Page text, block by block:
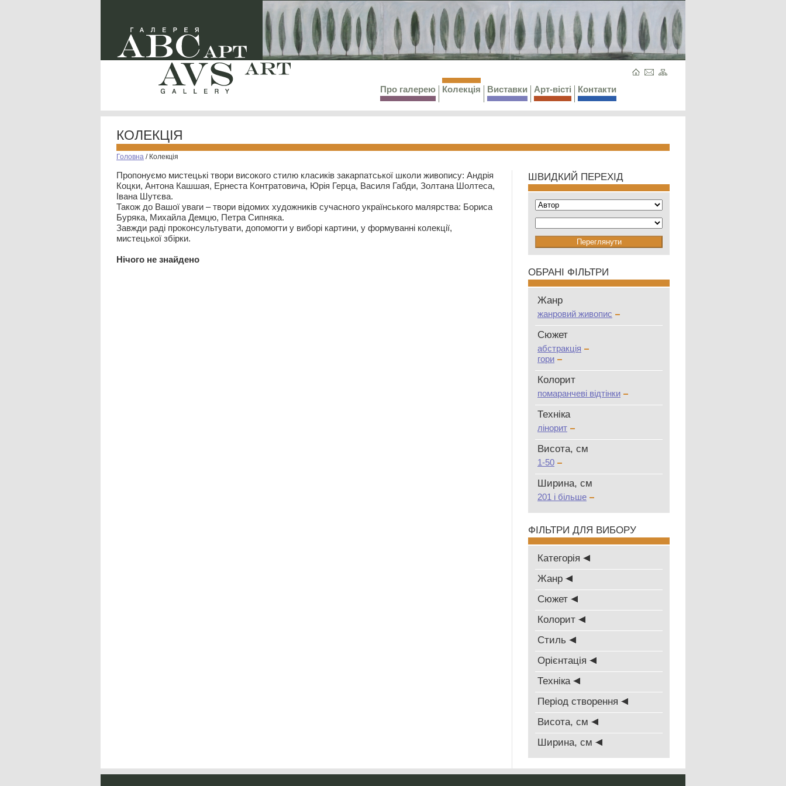
Про галерею Колекція Виставки Арт-вісті Контакти
КОЛЕКЦІЯ
Головна / Колекція
Пропонуємо мистецькі твори високого стилю класиків закарпатської школи живопису: Андрія
Коцки, Антона Кашшая, Ернеста Контратовича, Юрія Герца, Василя Габди, Золтана Шолтеса,
Івана Шутєва.
Також до Вашої уваги – твори відомих художників сучасного українського малярства: Бориса
Буряка, Михайла Демцю, Петра Сипняка.
Завжди раді проконсультувати, допомогти у виборі картини, у формуванні колекції,
мистецької збірки.
Нiчого не знайдено
ШВИДКИЙ ПЕРЕХІД
ОБРАНІ ФІЛЬТРИ
Жанр
жанровий живопис
Сюжет
абстракція
гори
Колорит
помаранчеві відтінки
Техніка
лінорит
Висота, см
1-50
Ширина, см
201 і більше
ФІЛЬТРИ ДЛЯ ВИБОРУ
Категорія
Жанр
Сюжет
Колорит
Стиль
Oрієнтація
Техніка
Період створення
Висота, см
Ширина, см